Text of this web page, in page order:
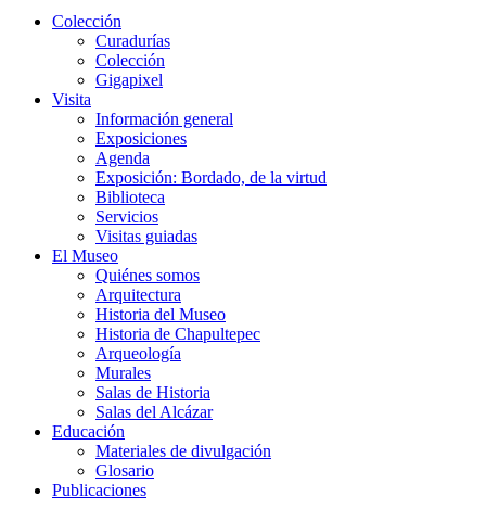
Colección
Curadurías
Colección
Gigapixel
Visita
Información general
Exposiciones
Agenda
Exposición: Bordado, de la virtud
Biblioteca
Servicios
Visitas guiadas
El Museo
Quiénes somos
Arquitectura
Historia del Museo
Historia de Chapultepec
Arqueología
Murales
Salas de Historia
Salas del Alcázar
Educación
Materiales de divulgación
Glosario
Publicaciones